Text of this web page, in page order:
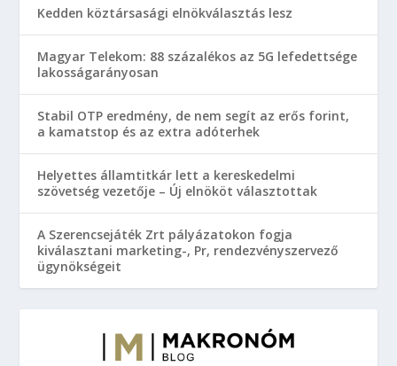
Kedden köztársasági elnökválasztás lesz
Magyar Telekom: 88 százalékos az 5G lefedettsége
lakosságarányosan
Stabil OTP eredmény, de nem segít az erős forint,
a kamatstop és az extra adóterhek
Helyettes államtitkár lett a kereskedelmi
szövetség vezetője – Új elnököt választottak
A Szerencsejáték Zrt pályázatokon fogja
kiválasztani marketing-, Pr, rendezvényszervező
ügynökségeit